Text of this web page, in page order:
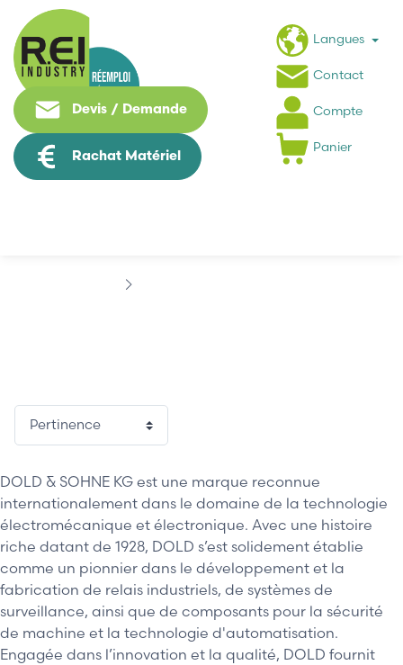
Devis / Demande
Rachat Matériel
Langues
Contact
Compte
Panier
DOLD & SOHNE KG est une marque reconnue
internationalement dans le domaine de la technologie
électromécanique et électronique. Avec une histoire
riche datant de 1928, DOLD s’est solidement établie
comme un pionnier dans le développement et la
fabrication de relais industriels, de systèmes de
surveillance, ainsi que de composants pour la sécurité
de machine et la technologie d'automatisation.
Engagée dans l’innovation et la qualité, DOLD fournit